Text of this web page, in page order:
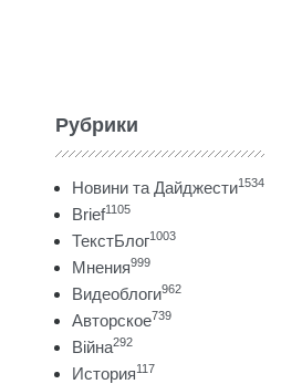
Рубрики
Новини та Дайджести1534
Brief1105
ТекстБлог1003
Мнения999
Видеоблоги962
Авторское739
Війна292
История117